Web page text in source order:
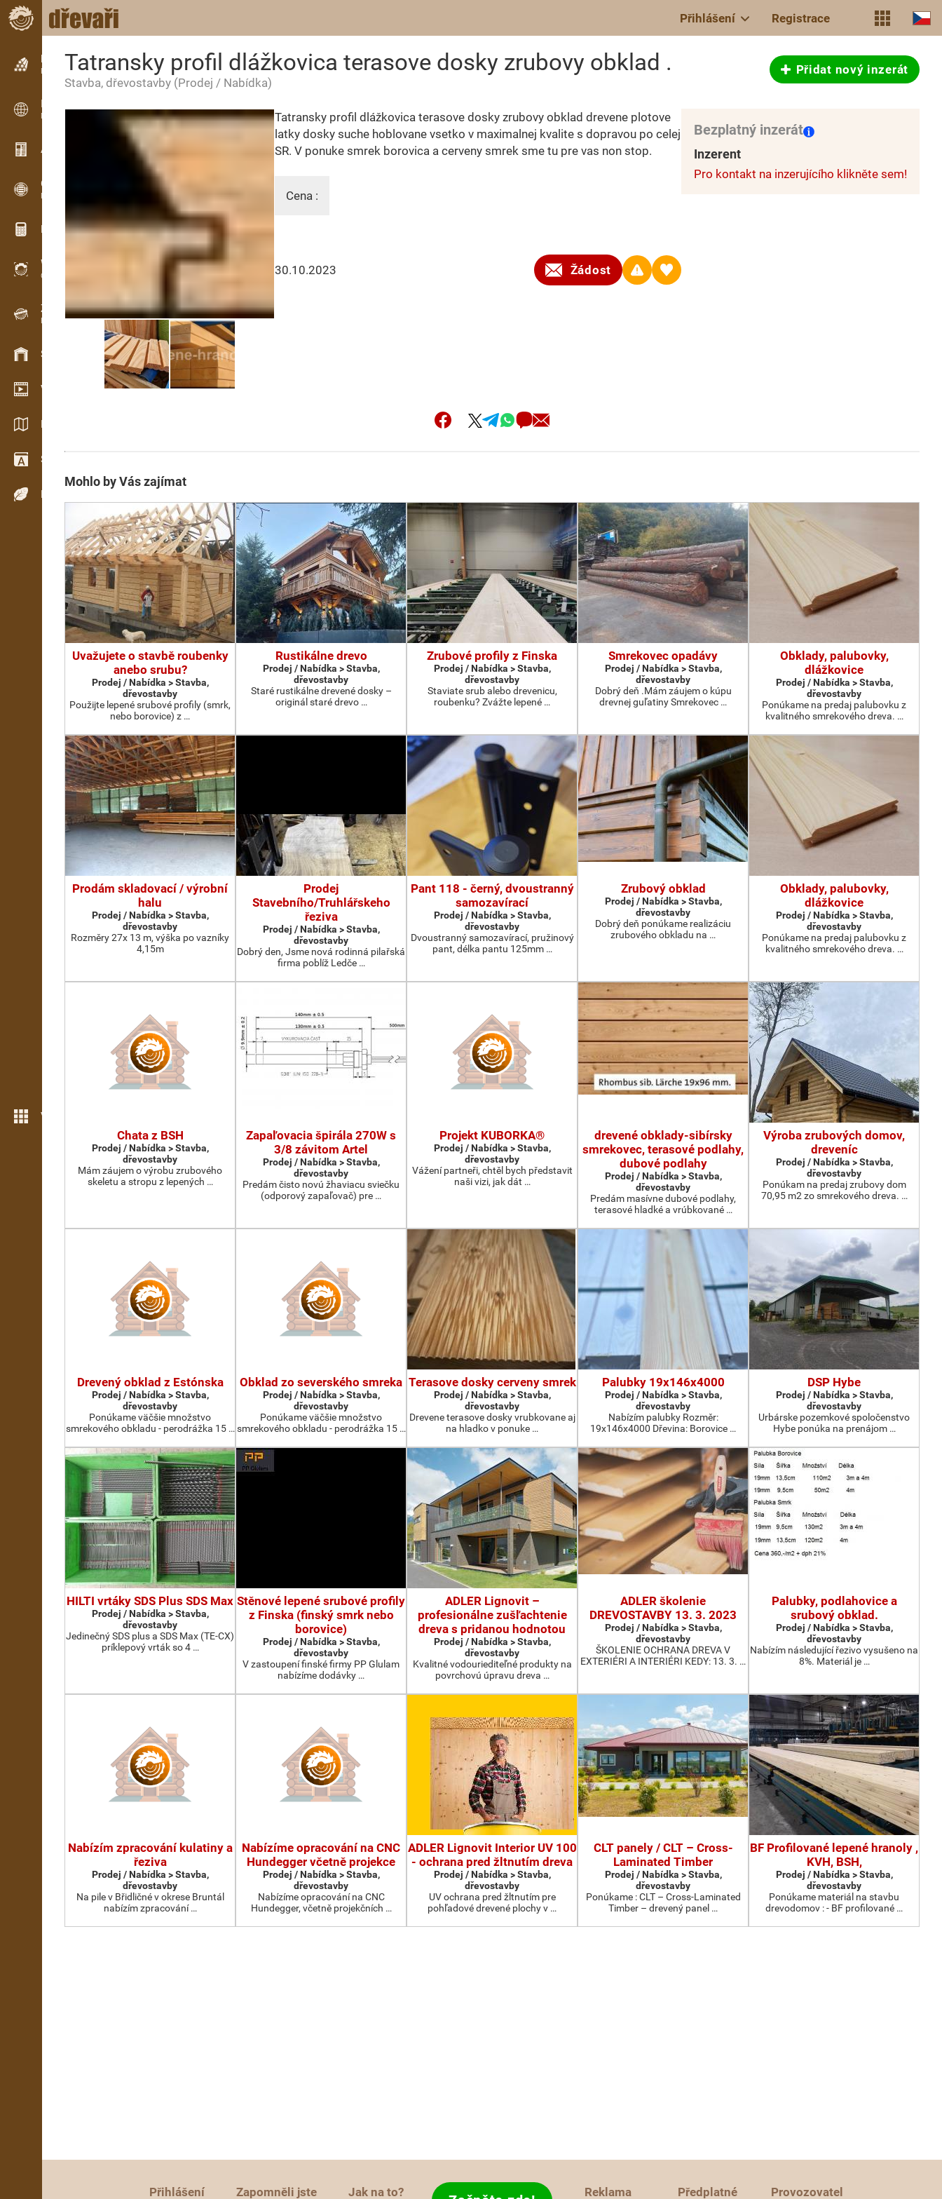
Přihlášení Registrace
Inzerce
Řádková inzerce
Inzerce
Mezinárodní inzerce
Aktuality / Články
OPTI-TIMB
Pořezová schémata
Dřevařské kalkulačky
WoodProfi
Objem dřeva s AI
Záznamník
Evidence dřeva v terénu
Skladové hospodářství
Video showroom
Katalogy / Brožury
Slovník
Dřeviny
Více možností
Tatransky profil dlážkovica terasove dosky zrubovy obklad .
Stavba, dřevostavby (Prodej / Nabídka)
Přidat nový inzerát
Tatransky profil dlážkovica terasove dosky zrubovy obklad drevene plotove
latky dosky suche hoblovane vsetko v maximalnej kvalite s dopravou po celej
SR. V ponuke smrek borovica a cerveny smrek sme tu pre vas non stop.
Cena :
30.10.2023 Žádost
Bezplatný inzerát
Inzerent
Pro kontakt na inzerujícího klikněte sem!
Mohlo by Vás zajímat
Uvažujete o stavbě roubenky
anebo srubu?
Prodej / Nabídka > Stavba,
dřevostavby
Použijte lepené srubové profily (smrk,
nebo borovice) z …
Rustikálne drevo
Prodej / Nabídka > Stavba,
dřevostavby
Staré rustikálne drevené dosky –
originál staré drevo …
Zrubové profily z Finska
Prodej / Nabídka > Stavba,
dřevostavby
Staviate srub alebo drevenicu,
roubenku? Zvážte lepené …
Smrekovec opadávy
Prodej / Nabídka > Stavba,
dřevostavby
Dobrý deň .Mám záujem o kúpu
drevnej guľatiny Smrekovec …
Obklady, palubovky,
dlážkovice
Prodej / Nabídka > Stavba,
dřevostavby
Ponúkame na predaj palubovku z
kvalitného smrekového dreva. …
Prodám skladovací / výrobní
halu
Prodej / Nabídka > Stavba,
dřevostavby
Rozměry 27x 13 m, výška po vazníky
4,15m
Prodej
Stavebního/Truhlářskeho
řeziva
Prodej / Nabídka > Stavba,
dřevostavby
Dobrý den, Jsme nová rodinná pilařská
firma poblíž Ledče …
Pant 118 - černý, dvoustranný
samozavírací
Prodej / Nabídka > Stavba,
dřevostavby
Dvoustranný samozavírací, pružinový
pant, délka pantu 125mm …
Zrubový obklad
Prodej / Nabídka > Stavba,
dřevostavby
Dobrý deň ponúkame realizáciu
zrubového obkladu na …
Obklady, palubovky,
dlážkovice
Prodej / Nabídka > Stavba,
dřevostavby
Ponúkame na predaj palubovku z
kvalitného smrekového dreva. …
Chata z BSH
Prodej / Nabídka > Stavba,
dřevostavby
Mám záujem o výrobu zrubového
skeletu a stropu z lepených …
Zapaľovacia špirála 270W s
3/8 závitom Artel
Prodej / Nabídka > Stavba,
dřevostavby
Predám čisto novú žhaviacu sviečku
(odporový zapaľovač) pre …
Projekt KUBORKA®
Prodej / Nabídka > Stavba,
dřevostavby
Vážení partneři, chtěl bych představit
naši vizi, jak dát …
drevené obklady-sibírsky
smrekovec, terasové podlahy,
dubové podlahy
Prodej / Nabídka > Stavba,
dřevostavby
Predám masívne dubové podlahy,
terasové hladké a vrúbkované …
Výroba zrubových domov,
dreveníc
Prodej / Nabídka > Stavba,
dřevostavby
Ponúkam na predaj zrubovy dom
70,95 m2 zo smrekového dreva. …
Drevený obklad z Estónska
Prodej / Nabídka > Stavba,
dřevostavby
Ponúkame väčšie množstvo
smrekového obkladu - perodrážka 15 …
Obklad zo severského smreka
Prodej / Nabídka > Stavba,
dřevostavby
Ponúkame väčšie množstvo
smrekového obkladu - perodrážka 15 …
Terasove dosky cerveny smrek
Prodej / Nabídka > Stavba,
dřevostavby
Drevene terasove dosky vrubkovane aj
na hladko v ponuke …
Palubky 19x146x4000
Prodej / Nabídka > Stavba,
dřevostavby
Nabízím palubky Rozměr:
19x146x4000 Dřevina: Borovice …
DSP Hybe
Prodej / Nabídka > Stavba,
dřevostavby
Urbárske pozemkové spoločenstvo
Hybe ponúka na prenájom …
HILTI vrtáky SDS Plus SDS Max
Prodej / Nabídka > Stavba,
dřevostavby
Jedinečný SDS plus a SDS Max (TE-CX)
príklepový vrták so 4 …
Stěnové lepené srubové profily
z Finska (finský smrk nebo
borovice)
Prodej / Nabídka > Stavba,
dřevostavby
V zastoupení finské firmy PP Glulam
nabízíme dodávky …
ADLER Lignovit –
profesionálne zušľachtenie
dreva s pridanou hodnotou
Prodej / Nabídka > Stavba,
dřevostavby
Kvalitné vodouriediteľné produkty na
povrchovú úpravu dreva …
ADLER školenie
DREVOSTAVBY 13. 3. 2023
Prodej / Nabídka > Stavba,
dřevostavby
ŠKOLENIE OCHRANA DREVA V
EXTERIÉRI A INTERIÉRI KEDY: 13. 3. …
Palubky, podlahovice a
srubový obklad.
Prodej / Nabídka > Stavba,
dřevostavby
Nabízím následující řezivo vysušeno na
8%. Materiál je …
Nabízím zpracování kulatiny a
řeziva
Prodej / Nabídka > Stavba,
dřevostavby
Na pile v Břidličné v okrese Bruntál
nabízím zpracování …
Nabízíme opracování na CNC
Hundegger včetně projekce
Prodej / Nabídka > Stavba,
dřevostavby
Nabízíme opracování na CNC
Hundegger, včetně projekčních …
ADLER Lignovit Interior UV 100
- ochrana pred žltnutím dreva
Prodej / Nabídka > Stavba,
dřevostavby
UV ochrana pred žltnutím pre
pohľadové drevené plochy v …
CLT panely / CLT – Cross-
Laminated Timber
Prodej / Nabídka > Stavba,
dřevostavby
Ponúkame : CLT – Cross-Laminated
Timber – drevený panel …
BF Profilované lepené hranoly ,
KVH, BSH,
Prodej / Nabídka > Stavba,
dřevostavby
Ponúkame materiál na stavbu
drevodomov : - BF profilované …
Přihlášení Zapomněli jste Jak na to? Reklama Předplatné Provozovatel